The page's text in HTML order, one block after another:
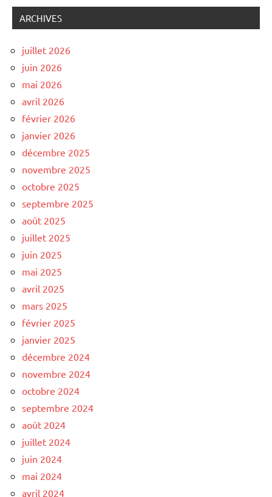
ARCHIVES
juillet 2026
juin 2026
mai 2026
avril 2026
février 2026
janvier 2026
décembre 2025
novembre 2025
octobre 2025
septembre 2025
août 2025
juillet 2025
juin 2025
mai 2025
avril 2025
mars 2025
février 2025
janvier 2025
décembre 2024
novembre 2024
octobre 2024
septembre 2024
août 2024
juillet 2024
juin 2024
mai 2024
avril 2024